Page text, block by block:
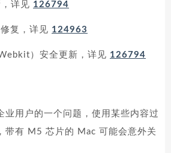
详见 126794
复，详见 124963
）安全更新，详见 126794
业用户的一个问题，使用某些内容过
带有 M5 芯片的 Mac 可能会意外关